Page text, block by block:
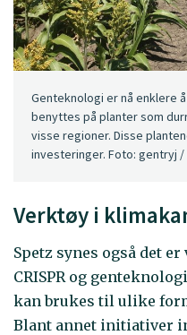
Genteknologi er nå enklere
benyttes på planter som
visse regioner. Disse
investeringer. Foto: gentryj /
Verktøy i
Spetz synes også det
CRISPR og
kan brukes til ulike
Blant annet initiativer